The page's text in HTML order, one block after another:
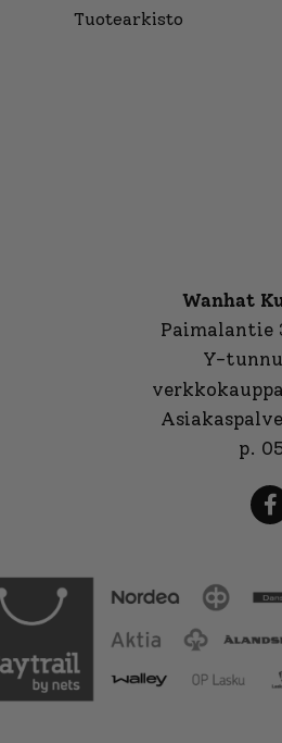
Tuotearkisto
Wanhat
Paimalantie
Y-
p.